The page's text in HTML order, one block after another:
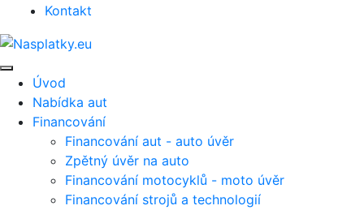
Kontakt
Úvod
Nabídka aut
Financování
Financování aut - auto úvěr
Zpětný úvěr na auto
Financování motocyklů - moto úvěr
Financování strojů a technologií